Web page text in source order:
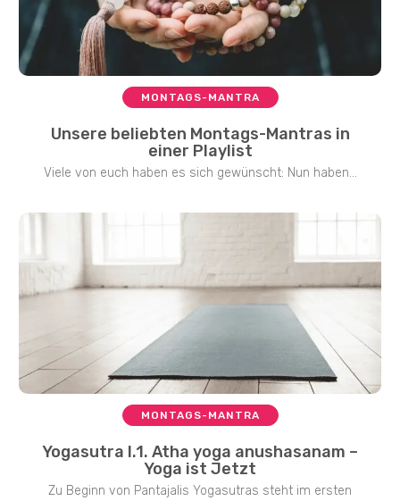
MONTAGS-MANTRA
Unsere beliebten Montags-Mantras in
einer Playlist
Viele von euch haben es sich gewünscht: Nun haben...
MONTAGS-MANTRA
Yogasutra I.1. Atha yoga anushasanam –
Yoga ist Jetzt
Zu Beginn von Pantajalis Yogasutras steht im ersten